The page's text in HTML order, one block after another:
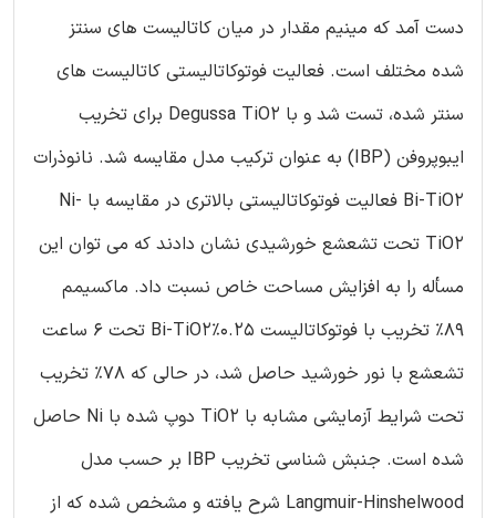
دست آمد که مینیم مقدار در میان کاتالیست های سنتز
شده مختلف است. فعالیت فوتوکاتالیستی کاتالیست های
سنتر شده، تست شد و با Degussa TiO2 برای تخریب
ایبوپروفن (IBP) به عنوان ترکیب مدل مقایسه شد. نانوذرات
Bi-TiO2 فعالیت فوتوکاتالیستی بالاتری در مقایسه با Ni-
TiO2 تحت تشعشع خورشیدی نشان دادند که می توان این
مسأله را به افزایش مساحت خاص نسبت داد. ماکسیمم
89% تخریب با فوتوکاتالیست 0.25%Bi-TiO2 تحت 6 ساعت
تشعشع با نور خورشید حاصل شد، در حالی که 78% تخریب
تحت شرایط آزمایشی مشابه با TiO2 دوپ شده با Ni حاصل
شده است. جنبش شناسی تخریب IBP بر حسب مدل
Langmuir-Hinshelwood شرح یافته و مشخص شده که از